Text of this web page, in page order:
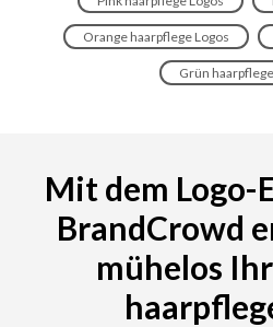
Orange haarpflege Logos
Grün
Mit dem Logo-
BrandCrowd
mühelos